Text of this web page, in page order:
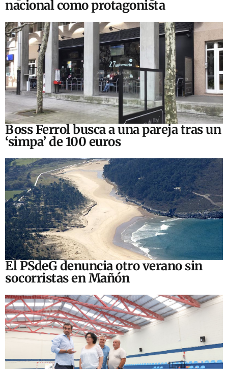
nacional como protagonista
Boss Ferrol busca a una pareja tras un
‘simpa’ de 100 euros
El PSdeG denuncia otro verano sin
socorristas en Mañón